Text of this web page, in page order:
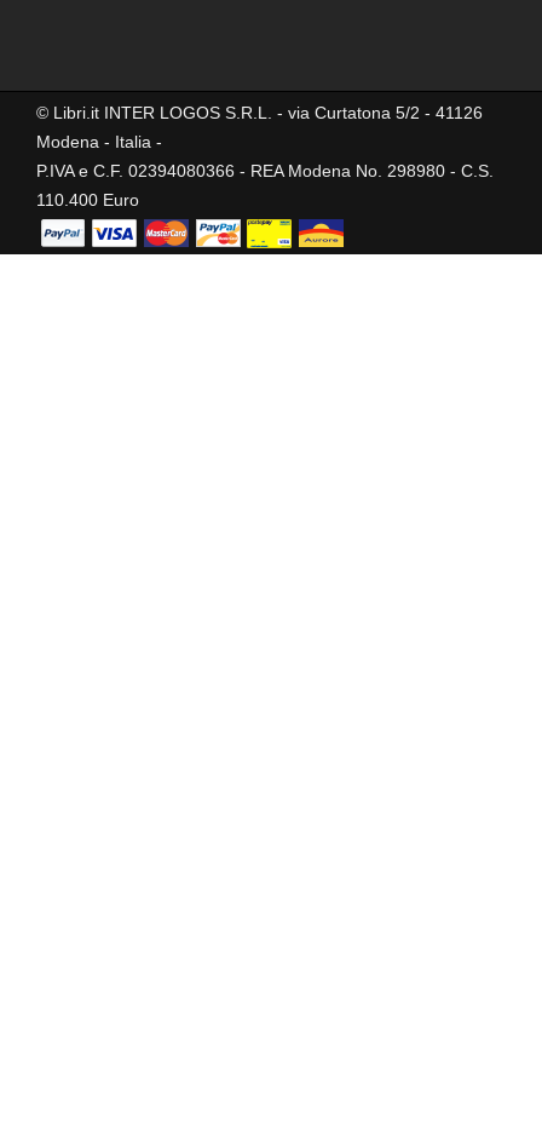
© Libri.it INTER LOGOS S.R.L. - via Curtatona 5/2 - 41126
Modena - Italia -
P.IVA e C.F. 02394080366 - REA Modena No. 298980 - C.S.
110.400 Euro